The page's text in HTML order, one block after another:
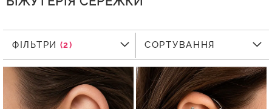
ФІЛЬТРИ
ФІЛЬТРИ СОРТУВАННЯ